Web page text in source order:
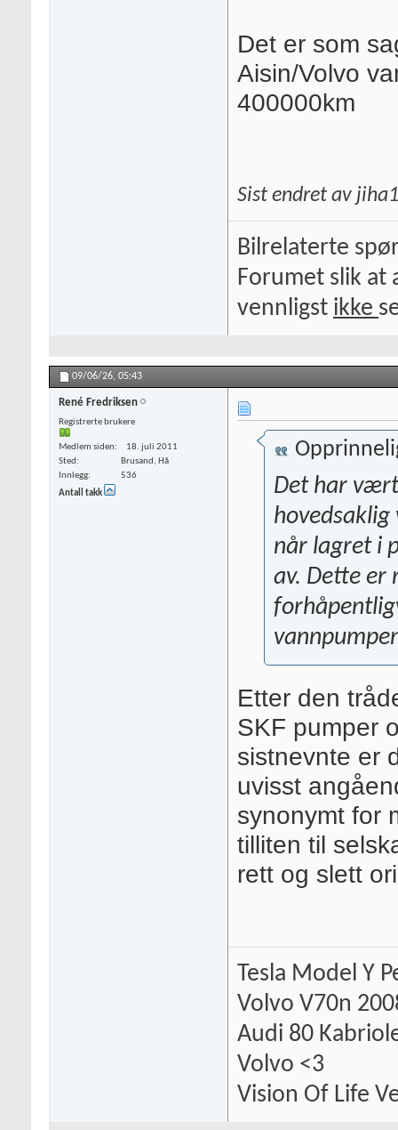
Det er som
Aisin/Volvo
400000km
Sist endret av
Bilrelaterte
Forumet slik at
vennligst ikke
09/06/26, 05:43
René Fredriksen
Registrerte brukere
Medlem siden
18. juli 2011
Sted
Brusand, Hå
Innlegg
536
Antall takk
Det har
når lagret i
av. Dette er
Etter den
SKF pumper
sistnevnte er
uvisst
synonymt for
tilliten til
rett og slett
Tesla Model Y
Volvo V70n
Audi 80
Volvo <3
Vision Of Life